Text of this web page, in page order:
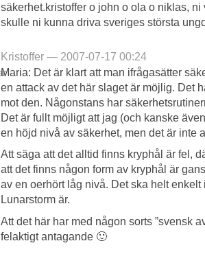
säkerhet.kristoffer o john o ola o niklas,
skulle ni kunna driva sveriges största
Kristoffer — 2007-07-17 00:24
Maria: Det är klart att man ifrågasätter
en attack av det här slaget är möjlig. Det
mot den. Någonstans har
Det är fullt möjligt att jag (och kanske
en höjd nivå av säkerhet, men det är inte
Att säga att det alltid finns kryphål är fel,
att det finns någon form av kryphål är
av en oerhört låg nivå. Det ska helt
Lunarstorm är.
Att det här har med någon sorts ”svensk
felaktigt antagande 🙂